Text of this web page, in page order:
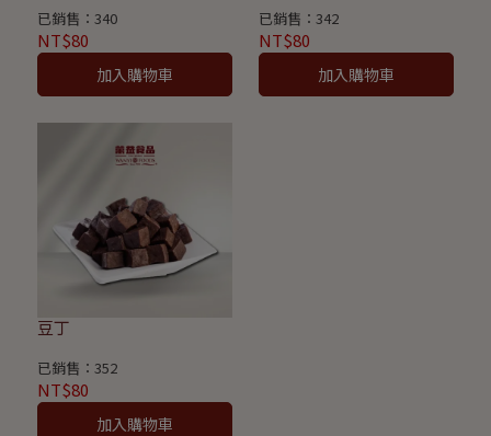
已銷售：340
NT$80
加入購物車
已銷售：342
NT$80
加入購物車
豆丁
已銷售：352
NT$80
加入購物車